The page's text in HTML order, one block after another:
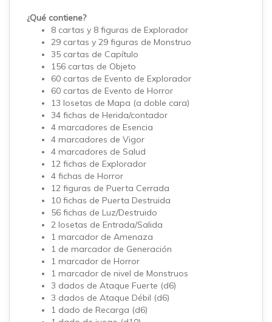
¿Qué contiene?
8 cartas y 8 figuras de Explorador
29 cartas y 29 figuras de Monstruo
35 cartas de Capítulo
156 cartas de Objeto
60 cartas de Evento de Explorador
60 cartas de Evento de Horror
13 losetas de Mapa (a doble cara)
34 fichas de Herida/contador
4 marcadores de Esencia
4 marcadores de Vigor
4 marcadores de Salud
12 fichas de Explorador
4 fichas de Horror
12 figuras de Puerta Cerrada
10 fichas de Puerta Destruida
56 fichas de Luz/Destruido
2 losetas de Entrada/Salida
1 marcador de Amenaza
1 de marcador de Generación
1 marcador de Horror
1 marcador de nivel de Monstruos
3 dados de Ataque Fuerte (d6)
3 dados de Ataque Débil (d6)
1 dado de Recarga (d6)